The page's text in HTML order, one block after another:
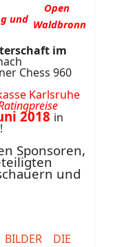
und
Open
Waldbronn
im
Chess 960
Karlsruhe
2018 in
Sponsoren,
und
BILDER
DIE